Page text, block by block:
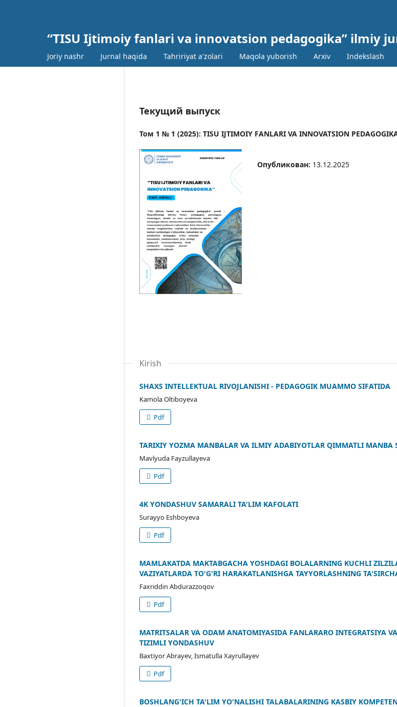
“TISU Ijtimoiy fanlari va innovatsion pedagogika” ilmiy
Joriy nashr Jurnal haqida Tahririyat a'zolari Maqola yuborish Arxiv Indekslash
Текущий выпуск
Том 1 № 1 (2025): TISU IJTIMOIY FANLARI VA INNOVATSION
Опубликован: 13.12.2025
Kirish
SHAXS INTELLEKTUAL RIVOJLANISHI - PEDAGOGIK MUAMMO SIFATIDA
Kamola Oltiboyeva
Pdf
TARIXIY YOZMA MANBALAR VA ILMIY ADABIYOTLAR QIMMATLI MANBA
Mavlyuda Fayzullayeva
Pdf
4K YONDASHUV SAMARALI TA'LIM KAFOLATI
Surayyo Eshboyeva
Pdf
MAMLAKATDA MAKTABGACHA YOSHDAGI BOLALARNING KUCHLI
VAZIYATLARDA TO'G'RI HARAKATLANISHGA TAYYORLASHNING
Faxriddin Abdurazzoqov
Pdf
MATRITSALAR VA ODAM ANATOMIYASIDA FANLARARO INTEGRATSIYA
TIZIMLI YONDASHUV
Baxtiyor Abrayev, Ismatulla Xayrullayev
Pdf
BOSHLANG'ICH TA'LIM YO'NALISHI TALABALARINING KASBIY